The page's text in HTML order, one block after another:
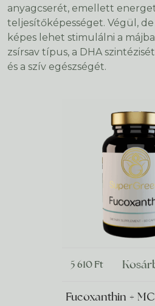
anyagcserét, emellett
teljesítőképességet. Végül,
képes lehet stimulálni a
zsírsav típus, a DHA
és a szív egészségét.
Fucoxanthin +
5 610Ft